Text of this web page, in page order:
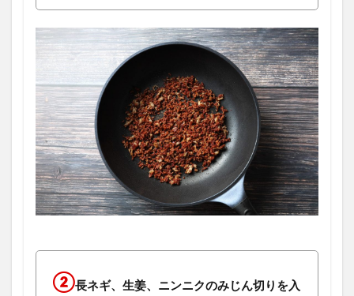
②長ネギ、生姜、ニンニクのみじん切りを入